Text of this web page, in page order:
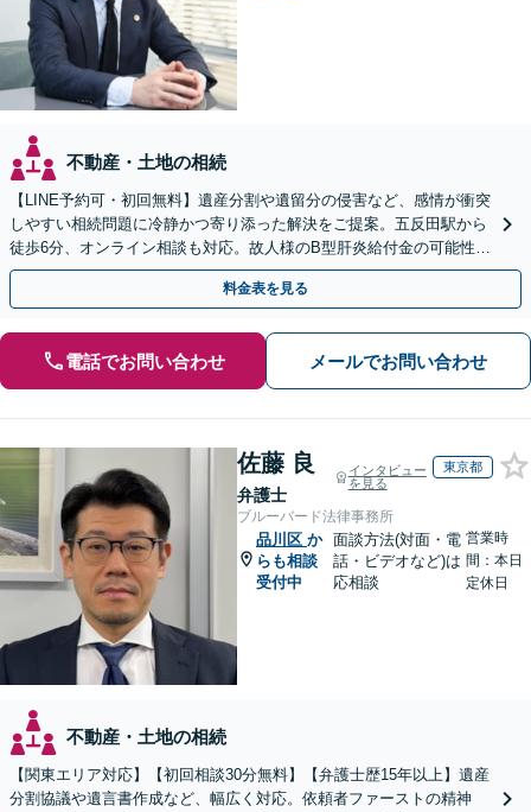
不動産・土地の相続
【LINE予約可・初回無料】遺産分割や遺留分の侵害など、感情が衝突
しやすい相続問題に冷静かつ寄り添った解決をご提案。五反田駅から
徒歩6分、オンライン相談も対応。故人様のB型肝炎給付金の可能性に
も目を配り、ご遺族の利益を全力で支援します。
料金表を見る
電話でお問い合わせ メールでお問い合わせ
佐藤 良
弁護士
インタビュー
を見る
東京都
ブルーバード法律事務所
品川区 か
らも相談
受付中
面談方法(対面・電
話・ビデオなど)は
応相談
営業時
間：本日
定休日
不動産・土地の相続
【関東エリア対応】【初回相談30分無料】【弁護士歴15年以上】遺産
分割協議や遺言書作成など、幅広く対応。依頼者ファーストの精神